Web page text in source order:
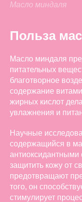
Масло миндаля
Польза
Масло миндаля
питательных
благотворное
содержание
жирных кислот
увлажнения и
Научные
содержащийся в
антиоксидантными
защитить кожу от
предотвращают
того, он
стимулирует